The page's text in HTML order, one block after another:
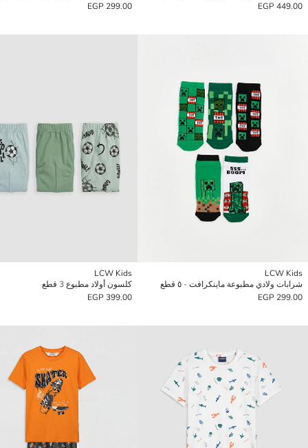
449.00 EGP
299.00 EGP
LCW Kids
شرابات ولادي مطبوعة ماينكرافت - ٥ قطع
299.00 EGP
LCW Kids
كلسون أولاد مطبوع 3 قطع
399.00 EGP